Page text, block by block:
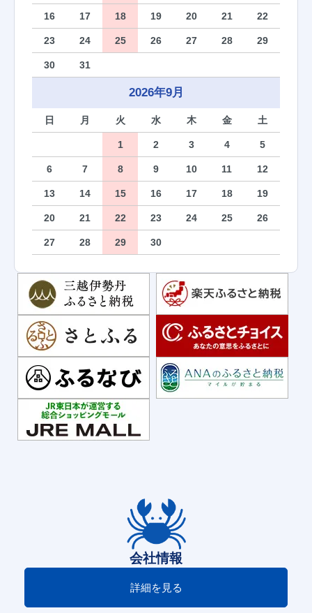
16 17 18 19 20 21 22
23 24 25 26 27 28 29
30 31
2026年9月
日 月 火 水 木 金 土
1 2 3 4 5
6 7 8 9 10 11 12
13 14 15 16 17 18 19
20 21 22 23 24 25 26
27 28 29 30
会社情報
詳細を見る